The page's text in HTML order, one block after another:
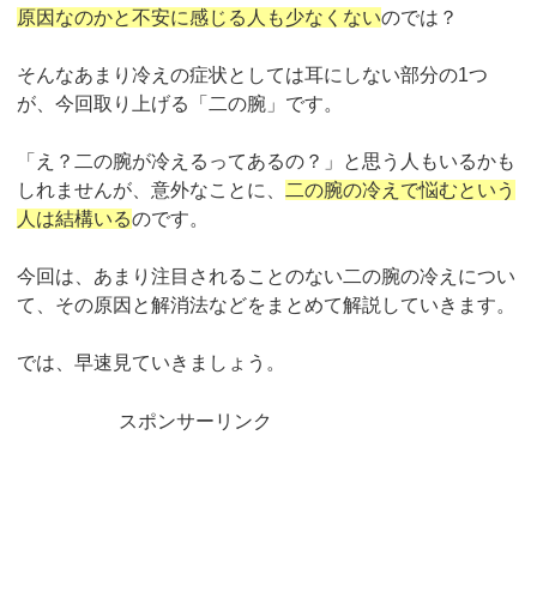
原因なのかと不安に感じる人も少なくないのでは？
そんなあまり冷えの症状としては耳にしない部分の1つ
が、今回取り上げる「二の腕」です。
「え？二の腕が冷えるってあるの？」と思う人もいるかも
しれませんが、意外なことに、 二の腕の冷えで悩むという
人は結構いるのです。
今回は、あまり注目されることのない二の腕の冷えについ
て、その原因と解消法などをまとめて解説していきます。
では、早速見ていきましょう。
スポンサーリンク